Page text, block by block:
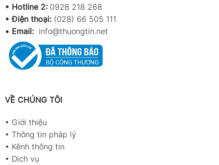
• Hotline 2: 0928 218 268
• Điện thoại: (028) 66 505 111
• Email: info@thuongtin.net
VỀ CHÚNG TÔI
• Giới thiệu
• Thông tin pháp lý
• Kênh thông tin
• Dịch vụ